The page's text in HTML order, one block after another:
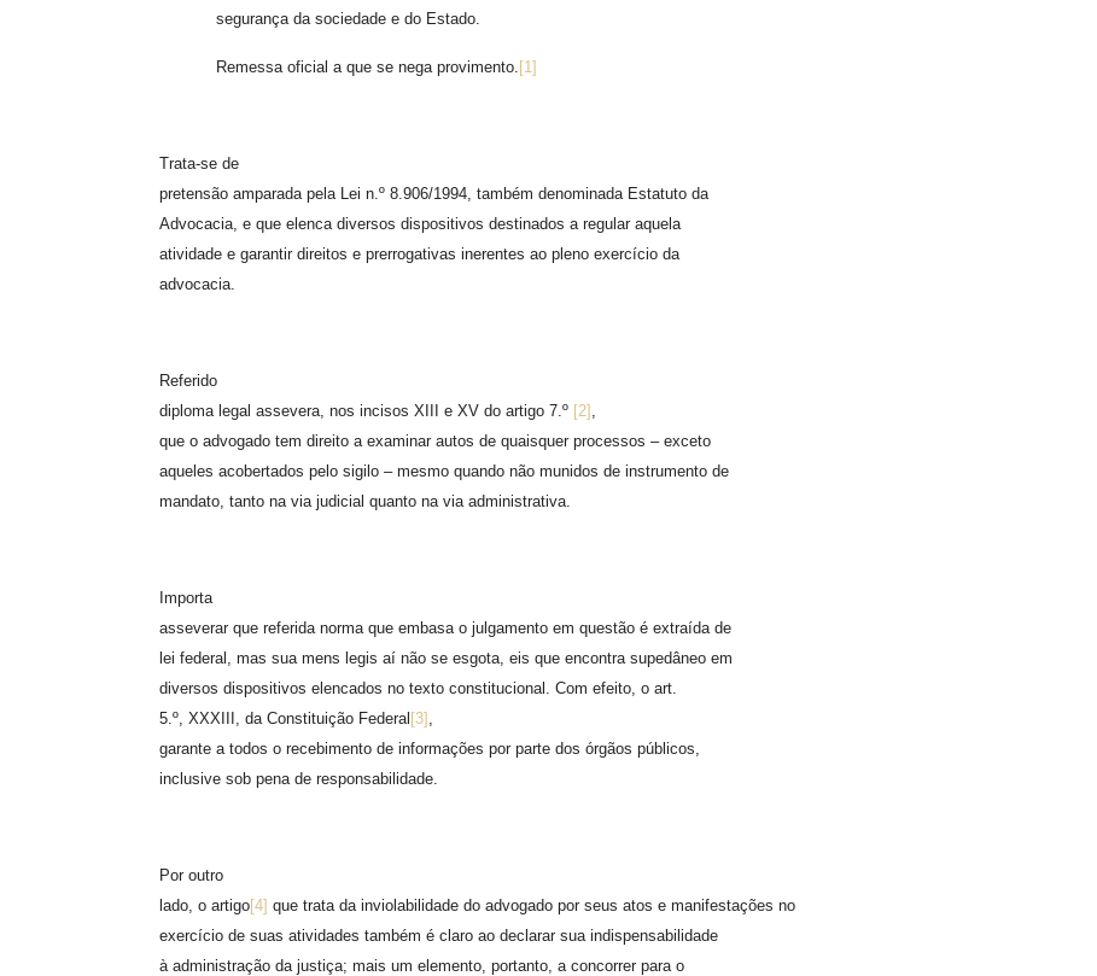
segurança da sociedade e do Estado.
Remessa oficial a que se nega provimento. [1]
Trata-se de
pretensão amparada pela Lei n.º 8.906/1994, também denominada Estatuto da
Advocacia, e que elenca diversos dispositivos destinados a regular aquela
atividade e garantir direitos e prerrogativas inerentes ao pleno exercício da
advocacia.
Referido
diploma legal assevera, nos incisos XIII e XV do artigo 7.º [2] ,
que o advogado tem direito a examinar autos de quaisquer processos – exceto
aqueles acobertados pelo sigilo – mesmo quando não munidos de instrumento de
mandato, tanto na via judicial quanto na via administrativa.
Importa
asseverar que referida norma que embasa o julgamento em questão é extraída de
lei federal, mas sua mens legis aí não se esgota, eis que encontra supedâneo em
diversos dispositivos elencados no texto constitucional. Com efeito, o art.
5.º, XXXIII, da Constituição Federal [3] ,
garante a todos o recebimento de informações por parte dos órgãos públicos,
inclusive sob pena de responsabilidade.
Por outro
lado, o artigo[4] que trata da inviolabilidade do advogado por seus atos e manifestações no
exercício de suas atividades também é claro ao declarar sua indispensabilidade
à administração da justiça; mais um elemento, portanto, a concorrer para o